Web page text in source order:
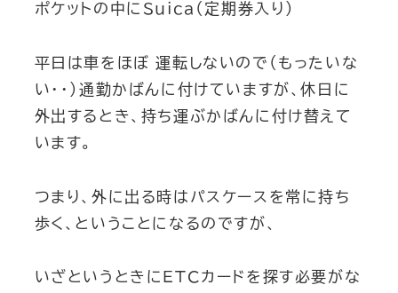
ポケットの中にSuica（定期券入り）
平日は車をほぼ 運転しないので（もったいな
い・・）通勤かばんに付けていますが、休日に
外出するとき、持ち運ぶかばんに付け替えて
います。
つまり、外に出る時はパスケースを常に持ち
歩く、ということになるのですが、
いざというときにETCカードを探す必要がな